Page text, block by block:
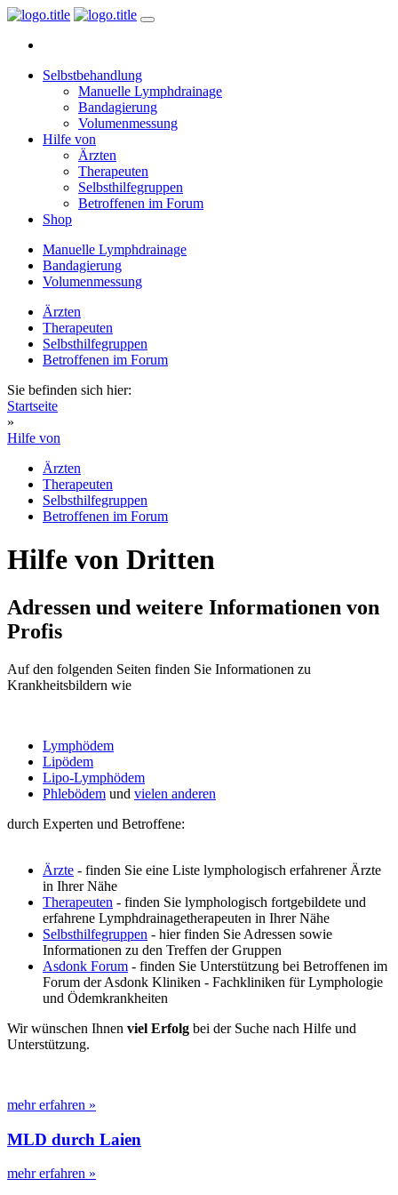
Selbstbehandlung
Manuelle Lymphdrainage
Bandagierung
Volumenmessung
Hilfe von
Ärzten
Therapeuten
Selbsthilfegruppen
Betroffenen im Forum
Shop
Manuelle Lymphdrainage
Bandagierung
Volumenmessung
Ärzten
Therapeuten
Selbsthilfegruppen
Betroffenen im Forum
Sie befinden sich hier:
Startseite
»
Hilfe von
Ärzten
Therapeuten
Selbsthilfegruppen
Betroffenen im Forum
Hilfe von Dritten
Adressen und weitere Informationen von
Profis
Auf den folgenden Seiten finden Sie Informationen zu
Krankheitsbildern wie
Lymphödem
Lipödem
Lipo-Lymphödem
Phlebödem und vielen anderen
durch Experten und Betroffene:
Ärzte - finden Sie eine Liste lymphologisch erfahrener Ärzte
in Ihrer Nähe
Therapeuten - finden Sie lymphologisch fortgebildete und
erfahrene Lymphdrainagetherapeuten in Ihrer Nähe
Selbsthilfegruppen - hier finden Sie Adressen sowie
Informationen zu den Treffen der Gruppen
Asdonk Forum - finden Sie Unterstützung bei Betroffenen im
Forum der Asdonk Kliniken - Fachkliniken für Lymphologie
und Ödemkrankheiten
Wir wünschen Ihnen viel Erfolg bei der Suche nach Hilfe und
Unterstützung.
mehr erfahren »
MLD durch Laien
mehr erfahren »